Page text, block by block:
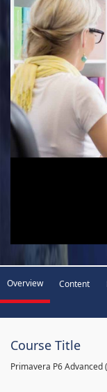
Overview Content
Course Title
Primavera P6 Advanced